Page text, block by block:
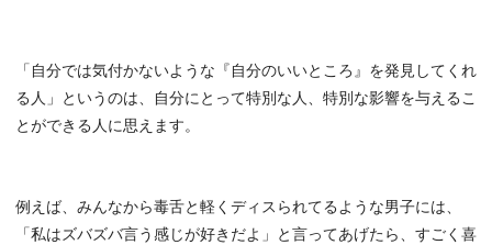
「自分では気付かないような『自分のいいところ』を発見してくれ
る人」というのは、自分にとって特別な人、特別な影響を与えるこ
とができる人に思えます。
例えば、みんなから毒舌と軽くディスられてるような男子には、
「私はズバズバ言う感じが好きだよ」と言ってあげたら、すごく喜